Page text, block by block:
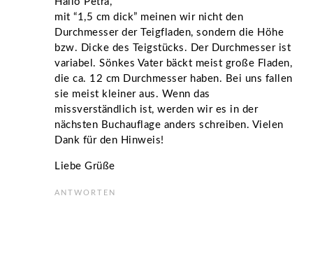
mit “1,5 cm dick” meinen wir nicht den
Durchmesser der Teigfladen, sondern die Höhe
bzw. Dicke des Teigstücks. Der Durchmesser ist
variabel. Sönkes Vater bäckt meist große Fladen,
die ca. 12 cm Durchmesser haben. Bei uns fallen
sie meist kleiner aus. Wenn das
missverständlich ist, werden wir es in der
nächsten Buchauflage anders schreiben. Vielen
Dank für den Hinweis!
Liebe Grüße
ANTWORTEN